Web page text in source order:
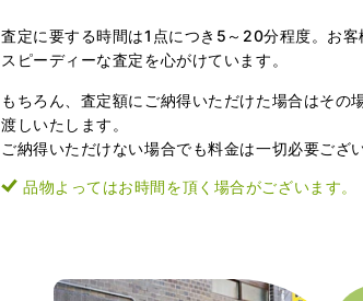
査定に要する時間は1点につき5～20分程度。お客
スピーディーな査定を心がけています。
もちろん、査定額にご納得いただけた場合はその
渡しいたします。
ご納得いただけない場合でも料金は一切必要ござ
品物よってはお時間を頂く場合がございます。